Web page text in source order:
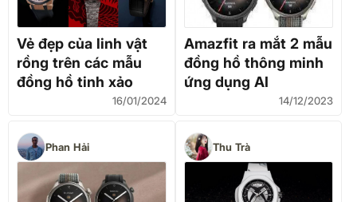
Vẻ đẹp của linh vật
rồng trên các mẫu
đồng hồ tinh xảo
16/01/2024
Amazfit ra mắt 2 mẫu
đồng hồ thông minh
ứng dụng AI
14/12/2023
Phan Hải Thu Trà